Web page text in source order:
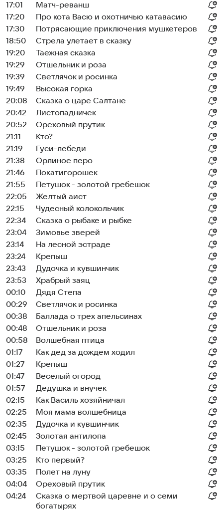
17:01
Матч-реванш
17:20
Про кота Васю и охотничью катавасию
17:30
Потрясающие приключения мушкетеров
18:50
Стрела улетает в сказку
19:20
Таежная сказка
19:29
Отшельник и роза
19:39
Светлячок и росинка
19:49
Высокая горка
20:08
Сказка о царе Салтане
20:42
Листопадничек
20:52
Ореховый прутик
21:11
Кто?
21:19
Гуси-лебеди
21:38
Орлиное перо
21:46
Покатигорошек
21:55
Петушок - золотой гребешок
22:05
Желтый аист
22:15
Чудесный колокольчик
22:34
Сказка о рыбаке и рыбке
23:04
Зимовье зверей
23:14
На лесной эстраде
23:24
Крепыш
23:43
Дудочка и кувшинчик
23:53
Храбрый заяц
00:10
Дядя Степа
00:29
Светлячок и росинка
00:38
Баллада о трех апельсинах
00:48
Отшельник и роза
00:58
Волшебная птица
01:17
Как дед за дождем ходил
01:27
Крепыш
01:47
Веселый огород
01:57
Дедушкa и внучек
02:15
Как Василь хозяйничал
02:25
Моя мама волшебница
02:35
Дудочка и кувшинчик
02:45
Золотая антилопа
03:15
Петушок - золотой гребешок
03:25
Кто первый?
03:35
Полет на луну
04:04
Ореховый прутик
04:24
Сказка о мертвой царевне и о семи
богатырях